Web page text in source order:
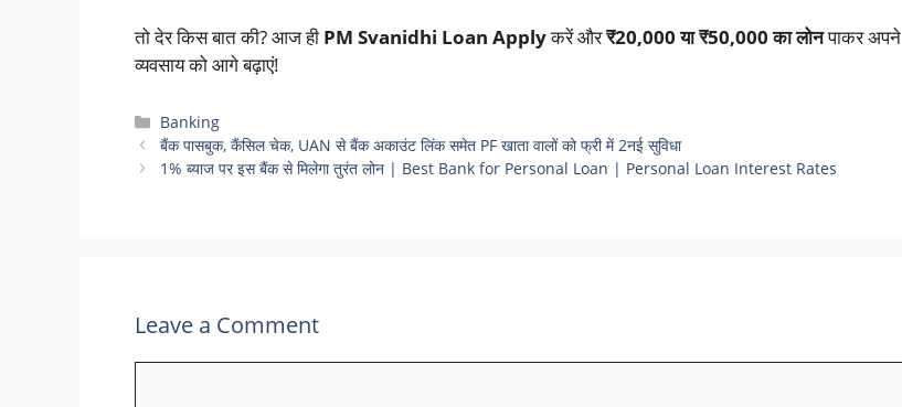
तो देर किस बात की? आज ही PM Svanidhi Loan Applyकरें और₹20,000 या ₹50,000 का लोनपाकर अपने
व्यवसाय को आगे बढ़ाएं!
Categories
Banking
बैंक पासबुक, कैंसिल चेक, UAN से बैंक अकाउंट लिंक समेत PF खाता वालों को फ्री में 2नई सुविधा
1% ब्याज पर इस बैंक से मिलेगा तुरंत लोन | Best Bank for Personal Loan | Personal Loan Interest Rates
Leave a Comment